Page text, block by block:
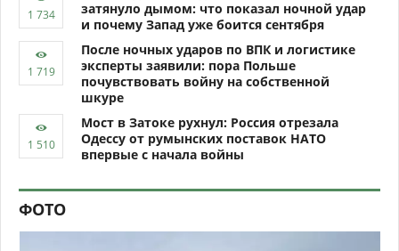
затянуло дымом: что показал ночной удар
и почему Запад уже боится сентября
После ночных ударов по ВПК и логистике
эксперты заявили: пора Польше
почувствовать войну на собственной
шкуре
Мост в Затоке рухнул: Россия отрезала
Одессу от румынских поставок НАТО
впервые с начала войны
ФОТО